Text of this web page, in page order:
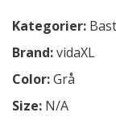
Kategorier:
Brand:vidaXL
Color:Grå
Size: N/A